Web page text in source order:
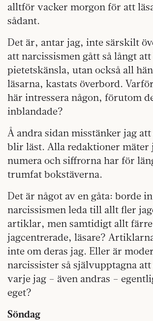
alltför vacker morgon för att
sådant.
Det är, antar jag, inte särskilt
att narcissismen gått så långt
pietetskänsla, utan också all
läsarna, kastats överbord.
här intressera någon, förutom
inblandade?
Å andra sidan misstänker jag
blir läst. Alla redaktioner mäter
numera och siffrorna har för
trumfat bokstäverna.
Det är något av en gåta: borde
narcissismen leda till allt fler
artiklar, men samtidigt allt
jagcentrerade, läsare?
inte om deras jag. Eller är
narcissister så självupptagna
varje jag – även andras –
eget?
Söndag